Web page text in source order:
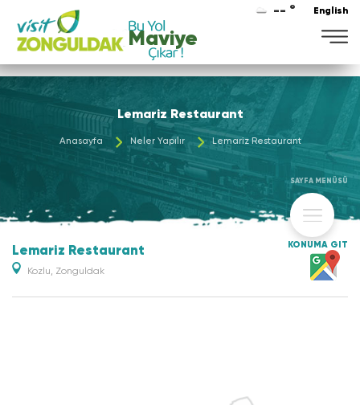
-- ° English
Maviye
Lemariz Restaurant
Anasayfa Neler Yapılır Lemariz Restaurant
SAYFA MENÜSÜ
Lemariz Restaurant
Kozlu, Zonguldak
KONUMA GİT